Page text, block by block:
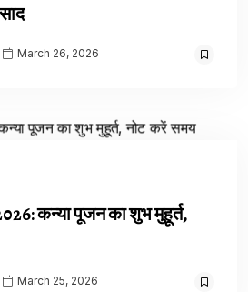
March 26, 2026
कन्या पूजन का शुभ मुहूर्त,
March 25, 2026